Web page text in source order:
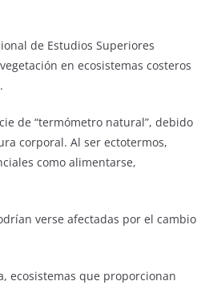
de Estudios Superiores
en ecosistemas costeros
de “termómetro natural”, debido
corporal. Al ser ectotermos,
como alimentarse,
verse afectadas por el cambio
ecosistemas que proporcionan